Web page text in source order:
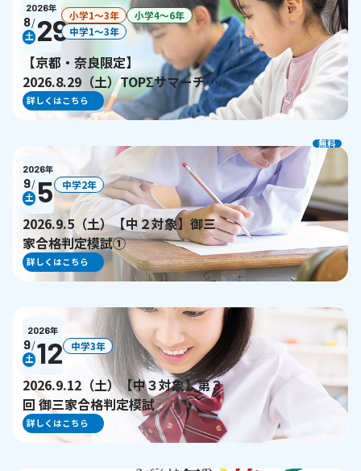
2026年
8/ 29
土
小学1〜3年
小学4〜6年
中学1〜3年
【京都・奈良限定】
2026.8.29（土）TOPΣサマーチャ
レンジテスト
詳しくはこちら
2026年
9/ 5
土
中学2年
2026.9.5（土）【中２対象】御三
家合格判定模試①
詳しくはこちら
無料
2026年
9/12
土
中学3年
2026.9.12（土）【中３対象】第３
回 御三家合格判定模試
詳しくはこちら